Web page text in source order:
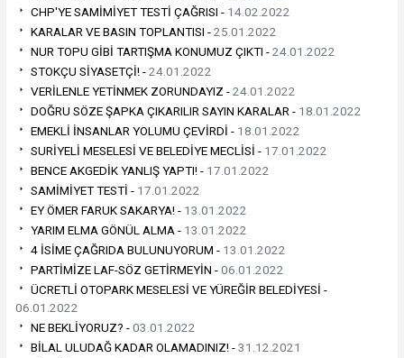
CHP'YE SAMİMİYET TESTİ ÇAĞRISI - 14.02.2022
KARALAR VE BASIN TOPLANTISI -25.01.2022
NUR TOPU GİBİ TARTIŞMA KONUMUZ ÇIKTI -24.01.2022
STOKÇU SİYASETÇİ! -24.01.2022
VERİLENLE YETİNMEK ZORUNDAYIZ -24.01.2022
DOĞRU SÖZE ŞAPKA ÇIKARILIR SAYIN KARALAR - 18.01.2022
EMEKLİ İNSANLAR YOLUMU ÇEVİRDİ - 18.01.2022
SURİYELİ MESELESİ VE BELEDİYE MECLİSİ - 17.01.2022
BENCE AKGEDİK YANLIŞ YAPTI! - 17.01.2022
SAMİMİYET TESTİ - 17.01.2022
EY ÖMER FARUK SAKARYA! - 13.01.2022
YARIM ELMA GÖNÜL ALMA - 13.01.2022
4 İSİME ÇAĞRIDA BULUNUYORUM - 13.01.2022
PARTİMİZE LAF-SÖZ GETİRMEYİN -06.01.2022
ÜCRETLİ OTOPARK MESELESİ VE YÜREĞİR BELEDİYESİ -
06.01.2022
NE BEKLİYORUZ? -03.01.2022
BİLAL ULUDAĞ KADAR OLAMADINIZ! -31.12.2021